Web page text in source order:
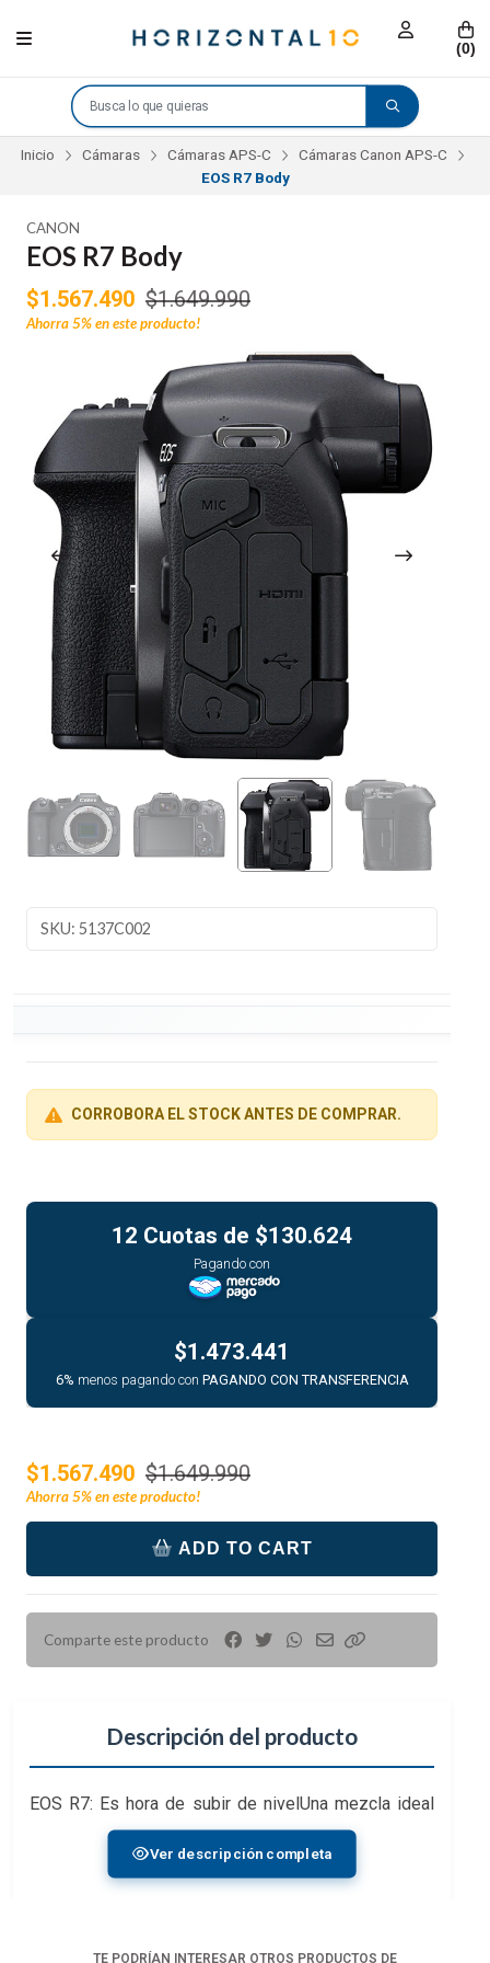
(0)
Inicio Cámaras Cámaras APS-C
Cámaras Canon APS-C
EOS R7 Body
CANON
EOS R7 Body
$1.567.490 $1.649.990
Ahorra5%en este producto!
SKU: 5137C002
CORROBORA EL STOCK ANTES DE COMPRAR.
12 Cuotas de $130.624
Pagando con
$1.473.441
6% menos pagando con PAGANDO CON TRANSFERENCIA
$1.567.490 $1.649.990
Ahorra5%en este producto!
ADD TO CART
Comparte este producto
Descripción del producto
EOS R7: Es hora de subir de nivelUna mezcla ideal
de rendimiento y portabilidad, laEOS R7representa
Canona APS-C con el sistema R sin
espejo. Con un sensor CMOS de 32,5 MP y
Ver descripción completa
TE PODRÍAN INTERESAR OTROS PRODUCTOS DE